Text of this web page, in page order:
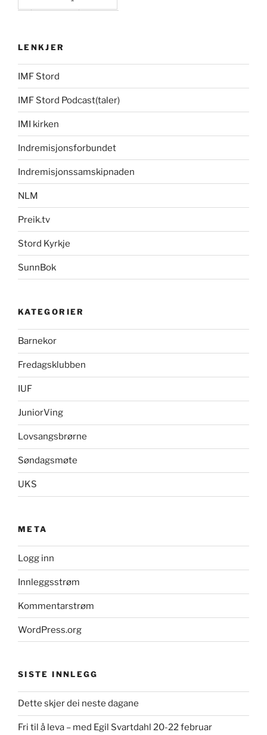
LENKJER
IMF Stord
IMF Stord Podcast(taler)
IMI kirken
Indremisjonsforbundet
Indremisjonssamskipnaden
NLM
Preik.tv
Stord Kyrkje
SunnBok
KATEGORIER
Barnekor
Fredagsklubben
IUF
JuniorVing
Lovsangsbrørne
Søndagsmøte
UKS
META
Logg inn
Innleggsstrøm
Kommentarstrøm
WordPress.org
SISTE INNLEGG
Dette skjer dei neste dagane
Fri til å leva – med Egil Svartdahl 20-22 februar